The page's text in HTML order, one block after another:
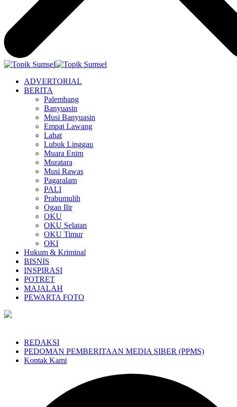
ADVERTORIAL
BERITA
Palembang
Banyuasin
Musi Banyuasin
Empat Lawang
Lahat
Lubuk Linggau
Muara Enim
Muratara
Musi Rawas
Pagaralam
PALI
Prabumulih
Ogan Ilir
OKU
OKU Selatan
OKU Timur
OKI
Hukum & Kriminal
BISNIS
INSPIRASI
POTRET
MAJALAH
PEWARTA FOTO
REDAKSI
PEDOMAN PEMBERITAAN MEDIA SIBER (PPMS)
Kontak Kami